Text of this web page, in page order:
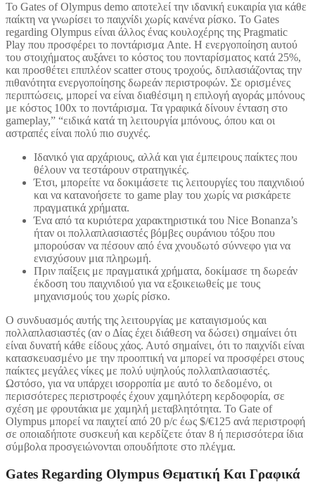
Το Gates of Olympus demo αποτελεί την ιδανική ευκαιρία για κάθε
παίκτη να γνωρίσει το παιχνίδι χωρίς κανένα ρίσκο. Το Gates
regarding Olympus είναι άλλος ένας κουλοχέρης της Pragmatic
Play που προσφέρει το ποντάρισμα Ante. Η ενεργοποίηση αυτού
του στοιχήματος αυξάνει το κόστος του πονταρίσματος κατά 25%,
και προσθέτει επιπλέον scatter στους τροχούς, διπλασιάζοντας την
πιθανότητα ενεργοποίησης δωρεάν περιστροφών. Σε ορισμένες
περιπτώσεις, μπορεί να είναι διαθέσιμη η επιλογή αγοράς μπόνους
με κόστος 100x το ποντάρισμα. Τα γραφικά δίνουν ένταση στο
gameplay,” “ειδικά κατά τη λειτουργία μπόνους, όπου και οι
αστραπές είναι πολύ πιο συχνές.
Ιδανικό για αρχάριους, αλλά και για έμπειρους παίκτες που
θέλουν να τεστάρουν στρατηγικές.
Έτσι, μπορείτε να δοκιμάσετε τις λειτουργίες του παιχνιδιού
και να κατανοήσετε το game play του χωρίς να ρισκάρετε
πραγματικά χρήματα.
Ένα από τα κυριότερα χαρακτηριστικά του Nice Bonanza’s
ήταν οι πολλαπλασιαστές βόμβες ουράνιου τόξου που
μπορούσαν να πέσουν από ένα χνουδωτό σύννεφο για να
ενισχύσουν μια πληρωμή.
Πριν παίξεις με πραγματικά χρήματα, δοκίμασε τη δωρεάν
έκδοση του παιχνιδιού για να εξοικειωθείς με τους
μηχανισμούς του χωρίς ρίσκο.
Ο συνδυασμός αυτής της λειτουργίας με καταιγισμούς και
πολλαπλασιαστές (αν ο Δίας έχει διάθεση να δώσει) σημαίνει ότι
είναι δυνατή κάθε είδους χάος. Αυτό σημαίνει, ότι το παιχνίδι είναι
κατασκευασμένο με την προοπτική να μπορεί να προσφέρει στους
παίκτες μεγάλες νίκες με πολύ υψηλούς πολλαπλασιαστές.
Ωστόσο, για να υπάρχει ισορροπία με αυτό το δεδομένο, οι
περισσότερες περιστροφές έχουν χαμηλότερη κερδοφορία, σε
σχέση με φρουτάκια με χαμηλή μεταβλητότητα. Το Gate of
Olympus μπορεί να παιχτεί από 20 p/c έως $/€125 ανά περιστροφή
σε οποιαδήποτε συσκευή και κερδίζετε όταν 8 ή περισσότερα ίδια
σύμβολα προσγειώνονται οπουδήποτε στο πλέγμα.
Gates Regarding Olympus Θεματική Και Γραφικά